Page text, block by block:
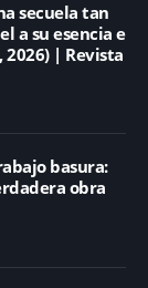
secuela tan
a su esencia e
2026) | Revista
basura:
obra